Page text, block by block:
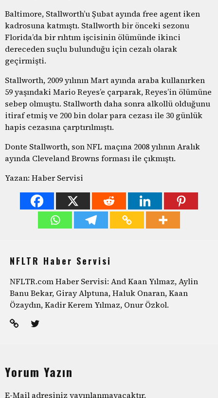
Baltimore, Stallworth’u Şubat ayında free agent iken
kadrosuna katmıştı. Stallworth bir önceki sezonu
Florida’da bir rıhtım işcisinin ölümünde ikinci
dereceden suçlu bulunduğu için cezalı olarak
geçirmişti.
Stallworth, 2009 yılının Mart ayında araba kullanırken
59 yaşındaki Mario Reyes’e çarparak, Reyes’in ölümüne
sebep olmuştu. Stallworth daha sonra alkollü olduğunu
itiraf etmiş ve 200 bin dolar para cezası ile 30 günlük
hapis cezasına çarptırılmıştı.
Donte Stallworth, son NFL maçına 2008 yılının Aralık
ayında Cleveland Browns forması ile çıkmıştı.
Yazan: Haber Servisi
NFLTR Haber Servisi
NFLTR.com Haber Servisi: And Kaan Yılmaz, Aylin
Banu Bekar, Giray Alptuna, Haluk Onaran, Kaan
Özaydın, Kadir Kerem Yılmaz, Onur Özkol.
Yorum Yazın
E-Mail adresiniz yayınlanmayacaktır.